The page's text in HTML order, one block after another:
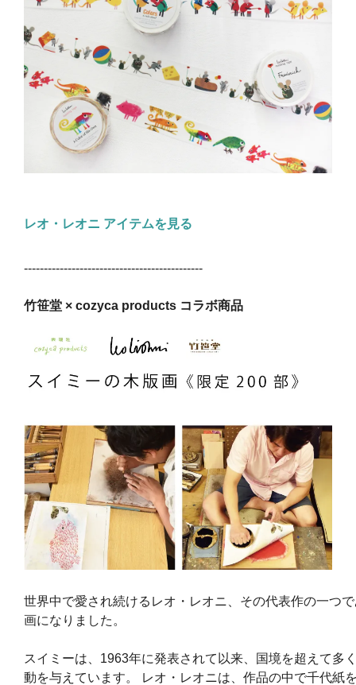
レオ・レオニ アイテムを見る
---------------------------------------------
竹笹堂 × cozyca products コラボ商品
世界中で愛され続けるレオ・レオニ、その代表作の一つ
画になりました。
スイミーは、1963年に発表されて以来、国境を超えて多
動を与えています。 レオ・レオニは、作品の中で千代紙